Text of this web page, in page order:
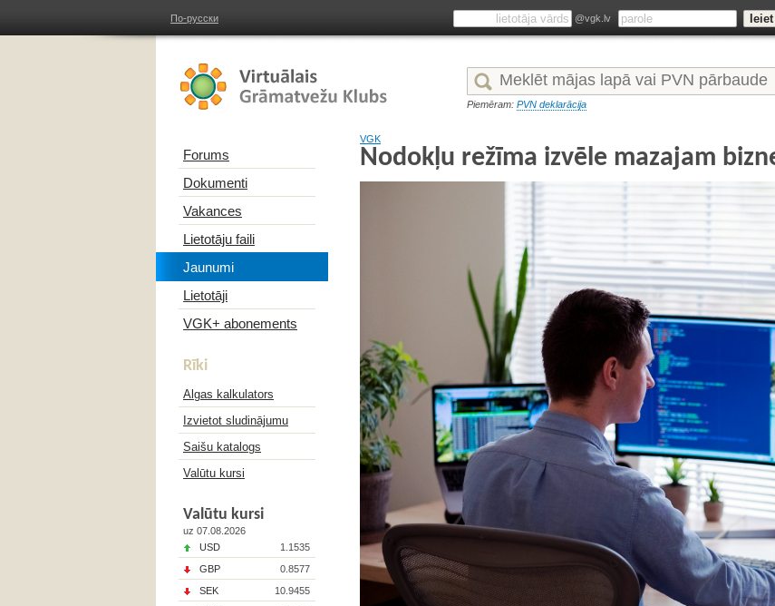
По-русски @vgk.lv
Piemēram: PVN deklarācija
Forums
Dokumenti
Vakances
Lietotāju faili
Jaunumi
Lietotāji
VGK+ abonements
Rīki
Algas kalkulators
Izvietot sludinājumu
Saišu katalogs
Valūtu kursi
Valūtu kursi
uz 07.08.2026
USD
1.1535
GBP
0.8577
SEK
10.9455
VGK
Nodokļu režīma izvēle mazajam